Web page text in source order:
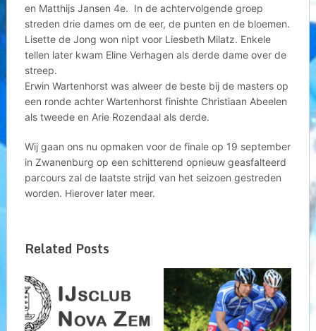
en Matthijs Jansen 4e. In de achtervolgende groep
streden drie dames om de eer, de punten en de bloemen.
Lisette de Jong won nipt voor Liesbeth Milatz. Enkele
tellen later kwam Eline Verhagen als derde dame over de
streep.
Erwin Wartenhorst was alweer de beste bij de masters op
een ronde achter Wartenhorst finishte Christiaan Abeelen
als tweede en Arie Rozendaal als derde.
Wij gaan ons nu opmaken voor de finale op 19 september
in Zwanenburg op een schitterend opnieuw geasfalteerd
parcours zal de laatste strijd van het seizoen gestreden
worden. Hierover later meer.
Related Posts